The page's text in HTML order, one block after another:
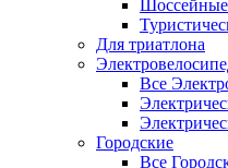
Шоссейные
Для триатлона
Все
Городские
Все